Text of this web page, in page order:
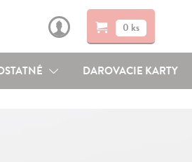
0 ks
DAROVACIE KARTY